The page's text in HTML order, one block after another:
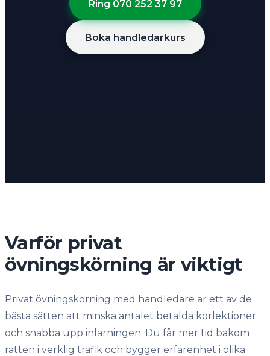
Ring 070 252 37 97
Boka handledarkurs
Varför privat
övningskörning är viktigt
Privat övningskörning med handledare är ett av de
bästa sätten att minska antalet betalda körlektioner
och snabba upp inlärningen. Du får mer tid bakom
ratten i verklig trafik och bygger erfarenhet i olika